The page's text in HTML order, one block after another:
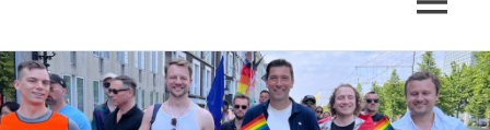
Ga
naar
de
MENU